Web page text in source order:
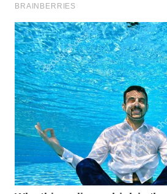
SERDANG
WN
TEBING
TINGGI
WN
PAKPAK
WN
KARAWANG
WN